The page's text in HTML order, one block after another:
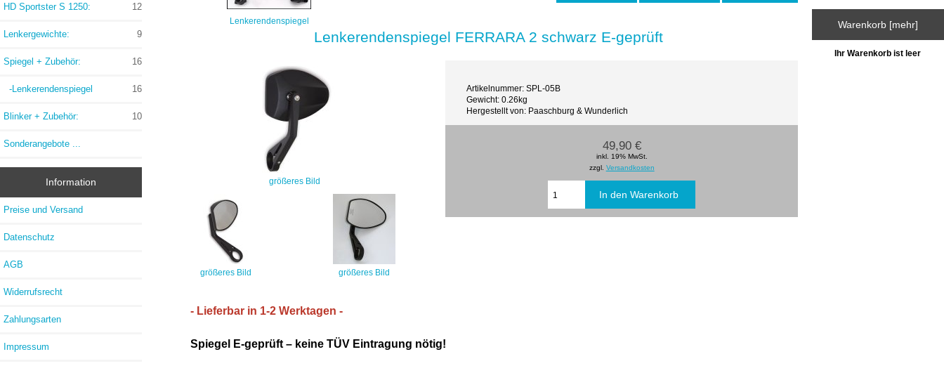
HD Sportster S 1250: 12
Lenkergewichte: 9
Spiegel + Zubehör: 16
-Lenkerendenspiegel 16
Blinker + Zubehör: 10
Sonderangebote ...
Information
Preise und Versand
Datenschutz
AGB
Widerrufsrecht
Zahlungsarten
Impressum
Lenkerendenspiegel
Lenkerendenspiegel FERRARA 2 schwarz E-geprüft
größeres Bild
größeres Bild größeres Bild
Artikelnummer: SPL-05B
Gewicht: 0.26kg
Hergestellt von: Paaschburg & Wunderlich
49,90 €
inkl. 19% MwSt.
zzgl. Versandkosten
- Lieferbar in 1-2 Werktagen -
Spiegel E-geprüft – keine TÜV Eintragung nötig!
Warenkorb [mehr]
Ihr Warenkorb ist leer